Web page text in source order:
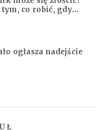
tym, co robić, gdy
nam nerwy
ogłasza nadejście